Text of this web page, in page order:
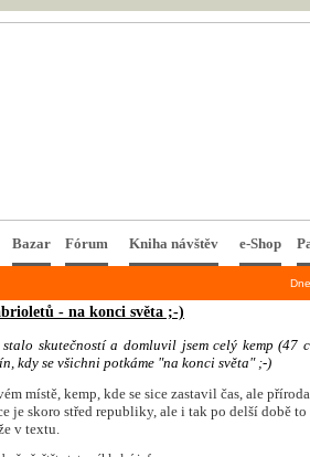
Bazar Fórum Kniha návštěv e-Shop
- na konci světa ;-)
stalo skutečností a domluvil jsem celý kemp (47 c
ín, kdy se všichni potkáme "na konci světa" ;-)
místě, kemp, kde se sice zastavil čas, ale
je skoro střed republiky, ale i tak po delší době
v textu.